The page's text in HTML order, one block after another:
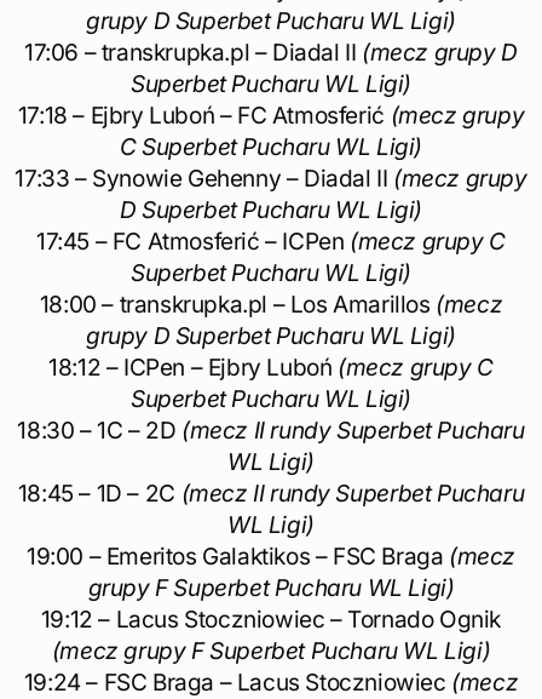
grupy D Superbet Pucharu WL Ligi)
17:06 – transkrupka.pl – Diadal II (mecz grupy D
Superbet Pucharu WL Ligi)
17:18 – Ejbry Luboń – FC Atmosferić (mecz grupy
C Superbet Pucharu WL Ligi)
17:33 – Synowie Gehenny – Diadal II (mecz grupy
D Superbet Pucharu WL Ligi)
17:45 – FC Atmosferić – ICPen (mecz grupy C
Superbet Pucharu WL Ligi)
18:00 – transkrupka.pl – Los Amarillos (mecz
grupy D Superbet Pucharu WL Ligi)
18:12 – ICPen – Ejbry Luboń (mecz grupy C
Superbet Pucharu WL Ligi)
18:30 – 1C – 2D (mecz II rundy Superbet Pucharu
WL Ligi)
18:45 – 1D – 2C (mecz II rundy Superbet Pucharu
WL Ligi)
19:00 – Emeritos Galaktikos – FSC Braga (mecz
grupy F Superbet Pucharu WL Ligi)
19:12 – Lacus Stoczniowiec – Tornado Ognik
(mecz grupy F Superbet Pucharu WL Ligi)
19:24 – FSC Braga – Lacus Stoczniowiec (mecz